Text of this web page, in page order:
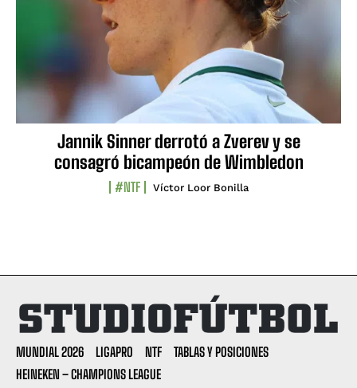
Jannik Sinner derrotó a Zverev y se
consagró bicampeón de Wimbledon
#NTF Víctor Loor Bonilla
MUNDIAL 2026 LIGAPRO NTF
TABLAS Y POSICIONES
HEINEKEN – CHAMPIONS LEAGUE